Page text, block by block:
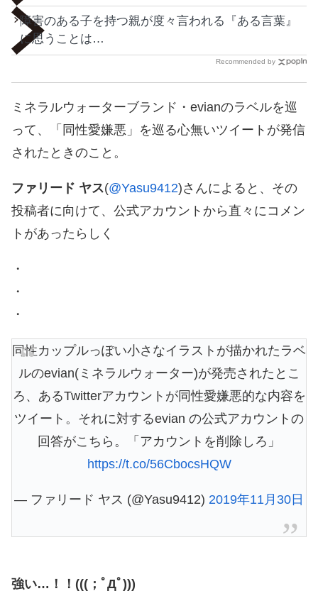
障害のある子を持つ親が度々言われる『ある言葉』
に思うことは…
Recommended by
ミネラルウォーターブランド・evianのラベルを巡
って、「同性愛嫌悪」を巡る心無いツイートが発信
されたときのこと。
ファリード ヤス(@Yasu9412)さんによると、その
投稿者に向けて、公式アカウントから直々にコメン
トがあったらしく
・
・
・
同性カップルっぽい小さなイラストが描かれたラベ
ルのevian(ミネラルウォーター)が発売されたとこ
ろ、あるTwitterアカウントが同性愛嫌悪的な内容を
ツイート。それに対するevian の公式アカウントの
回答がこちら。「アカウントを削除しろ」
https://t.co/56CbocsHQW
— ファリード ヤス (@Yasu9412) 2019年11月30日
強い…！！(((；ﾟДﾟ)))